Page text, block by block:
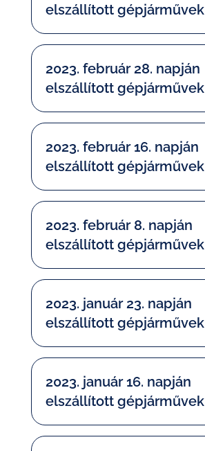
elszállított gépjárművek
2023. február 28. napján
elszállított gépjárművek
2023. február 16. napján
elszállított gépjárművek
2023. február 8. napján
elszállított gépjárművek
2023. január 23. napján
elszállított gépjárművek
2023. január 16. napján
elszállított gépjárművek